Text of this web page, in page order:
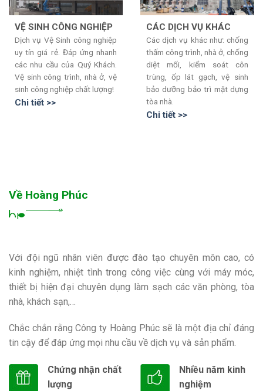
VỆ SINH CÔNG NGHIỆP
Dịch vụ Vệ Sinh công nghiệp
uy tín giá rẻ. Đáp ứng nhanh
các nhu cầu của Quý Khách.
Vệ sinh công trình, nhà ở, vệ
sinh công nghiệp chất lượng!
Chi tiết >>
CÁC DỊCH VỤ KHÁC
Các dịch vụ khác như: chống
thấm công trình, nhà ở, chống
diệt mối, kiểm soát côn
trùng, ốp lát gạch, vệ sinh
bảo dưỡng bảo trì mặt dựng
tòa nhà.
Chi tiết >>
Về Hoàng Phúc
Với đội ngũ nhân viên được đào tạo chuyên môn cao, có
kinh nghiệm, nhiệt tình trong công việc cùng với máy móc,
thiết bị hiện đại chuyên dụng làm sạch các văn phòng, tòa
nhà, khách sạn,…
Chắc chắn rằng Công ty Hoàng Phúc sẽ là một địa chỉ đáng
tin cậy để đáp ứng mọi nhu cầu về dịch vụ và sản phẩm.
Chứng nhận chất
lượng
Nhiều năm kinh
nghiệm